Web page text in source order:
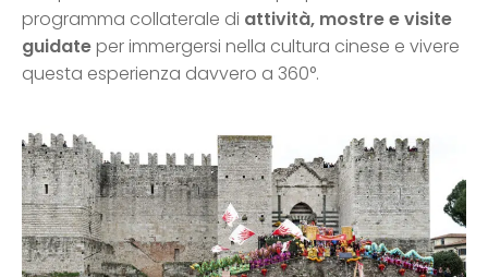
programma collaterale di attività, mostre e visite
guidateper immergersi nella cultura cinese e vivere
questa esperienza davvero a 360°.